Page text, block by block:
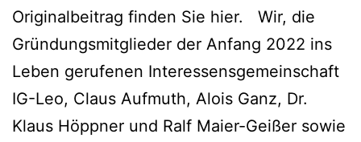
Originalbeitrag finden Sie hier. Wir, die
Gründungsmitglieder der Anfang 2022 ins
Leben gerufenen Interessensgemeinschaft
IG-Leo, Claus Aufmuth, Alois Ganz, Dr.
Klaus Höppner und Ralf Maier-Geißer sowie